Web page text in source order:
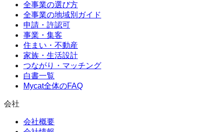
全事業の選び方
全事業の地域別ガイド
申請・許認可
事業・集客
住まい・不動産
家族・生活設計
つながり・マッチング
白書一覧
Mycat全体のFAQ
会社
会社概要